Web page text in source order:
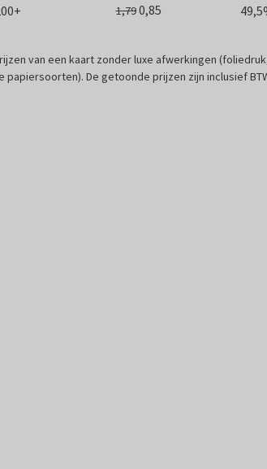
1,790,85
van een kaart zonder luxe afwerkingen
papiersoorten). De getoonde prijzen zijn inclusief